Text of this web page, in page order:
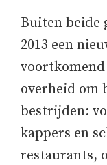
Buiten beide
2013 een
overheid om
bestrijden:
kappers en
restaurants,